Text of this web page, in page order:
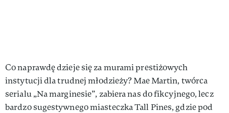
Co naprawdę dzieje się za murami prestiżowych
instytucji dla trudnej młodzieży? Mae Martin, twórca
serialu „Na marginesie”, zabiera nas do fikcyjnego, lecz
bardzo sugestywnego miasteczka Tall Pines, gdzie pod